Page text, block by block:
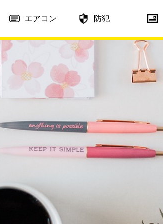
エアコン 防犯